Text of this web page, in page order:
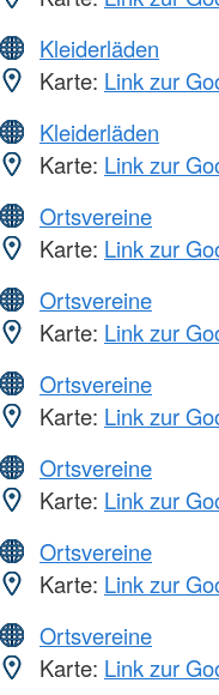
Kleiderläden
Karte: Link zur
Kleiderläden
Karte: Link zur
Ortsvereine
Karte: Link zur
Ortsvereine
Karte: Link zur
Ortsvereine
Karte: Link zur
Ortsvereine
Karte: Link zur
Ortsvereine
Karte: Link zur
Ortsvereine
Karte: Link zur